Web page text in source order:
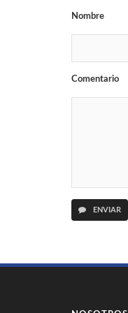
Nombre
Comentario
ENVIAR